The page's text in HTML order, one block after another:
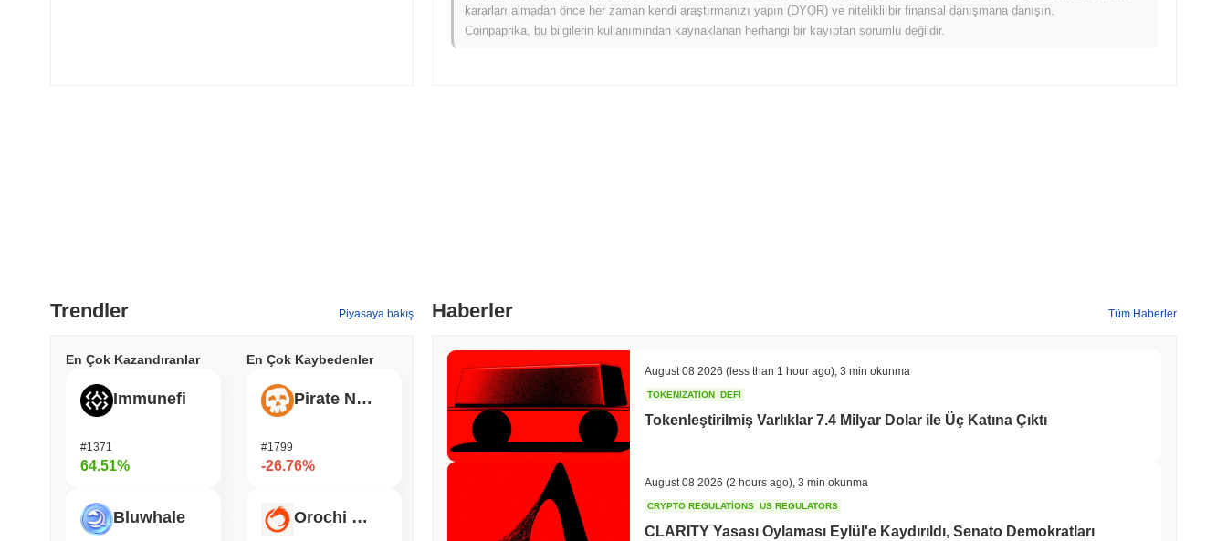
altında işlem görüyor .
kararları almadan önce her zaman kendi araştırmanızı yapın (DYOR) ve nitelikli bir finansal danışmana danışın.
Coinpaprika, bu bilgilerin kullanımından kaynaklanan herhangi bir kayıptan sorumlu değildir.
Trendler Piyasaya bakış
En Çok Kazandıranlar
Immunefi
#1371
64.51%
Bluwhale
En Çok Kaybedenler
Pirate Nation Token
#1799
-26.76%
Orochi Network
Haberler Tüm Haberler
August 08 2026 (less than 1 hour ago) 3 min okunma
TOKENIZATION DEFI
Tokenleştirilmiş Varlıklar 7.4 Milyar Dolar ile Üç Katına Çıktı
August 08 2026 (2 hours ago) 3 min okunma
CRYPTO REGULATIONS US REGULATORS
CLARITY Yasası Oylaması Eylül'e Kaydırıldı, Senato Demokratları